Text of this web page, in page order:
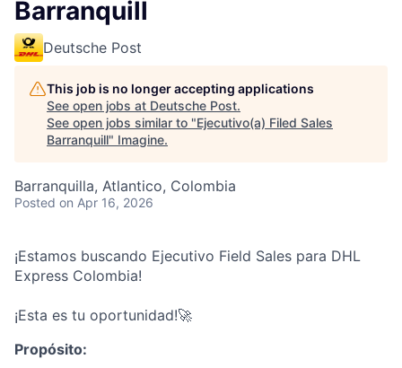
Barranquill
Deutsche Post
This job is no longer accepting applications
See open jobs at Deutsche Post.
See open jobs similar to "Ejecutivo(a) Filed Sales
Barranquill" Imagine.
Barranquilla, Atlantico, Colombia
Posted on Apr 16, 2026
¡Estamos buscando Ejecutivo Field Sales para DHL
Express Colombia!
¡Esta es tu oportunidad!🚀
Propósito: